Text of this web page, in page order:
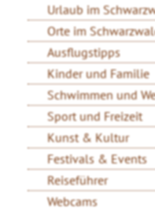
Urlaub im
Orte im
Ausflugstipps
Kinder und Familie
Schwimmen und
Sport und Freizeit
Kunst & Kultur
Festivals & Events
Reiseführer
Webcams